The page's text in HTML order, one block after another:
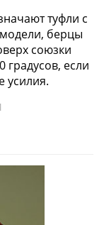
туфли с
берцы
союзки
градусов, если
усилия.